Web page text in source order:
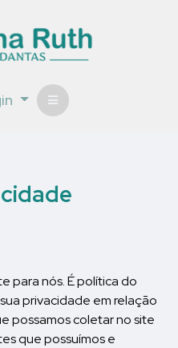
para nós. É política do
privacidade em relação
possamos coletar no site
que possuímos e